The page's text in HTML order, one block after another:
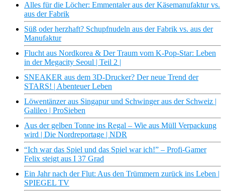
Alles für die Löcher: Emmentaler aus der Käsemanufaktur vs.
aus der Fabrik
Süß oder herzhaft? Schupfnudeln aus der Fabrik vs. aus der
Manufaktur
Flucht aus Nordkorea & Der Traum vom K-Pop-Star: Leben
in der Megacity Seoul | Teil 2 |
SNEAKER aus dem 3D-Drucker? Der neue Trend der
STARS! | Abenteuer Leben
Löwentänzer aus Singapur und Schwinger aus der Schweiz |
Galileo | ProSieben
Aus der gelben Tonne ins Regal – Wie aus Müll Verpackung
wird | Die Nordreportage | NDR
“Ich war das Spiel und das Spiel war ich!” – Profi-Gamer
Felix steigt aus I 37 Grad
Ein Jahr nach der Flut: Aus den Trümmern zurück ins Leben |
SPIEGEL TV